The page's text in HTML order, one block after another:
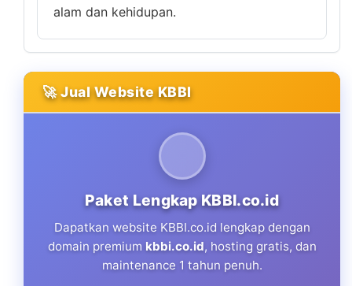
alam dan kehidupan.
🚀 Jual Website KBBI
Paket Lengkap KBBI.co.id
Dapatkan website KBBI.co.id lengkap dengan
domain premium kbbi.co.id, hosting gratis, dan
maintenance 1 tahun penuh.